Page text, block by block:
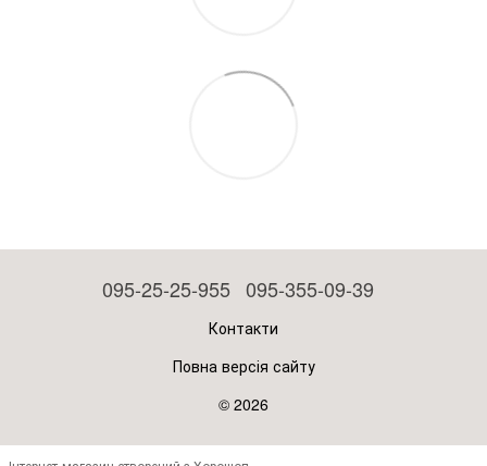
095-25-25-955 095-355-09-39
Контакти
Повна версія сайту
© 2026